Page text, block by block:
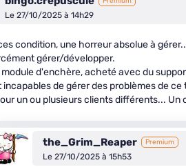
Le 27/10/2025 à 14h29
condition, une horreur absolue à
gérer/développer.
d'enchère, acheté avec du
incapables de gérer des problèmes de
un ou plusieurs clients différents... Un
the_Grim_Reaper Premium
Le 27/10/2025 à 15h53